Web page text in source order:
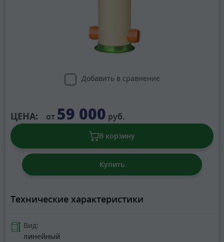
Добавить в сравнение
ЦЕНА: от 59 000 руб.
В корзину
Купить
Технические характеристики
Вид:
линейный